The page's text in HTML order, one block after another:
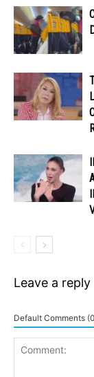
Leave a reply
Default Comments